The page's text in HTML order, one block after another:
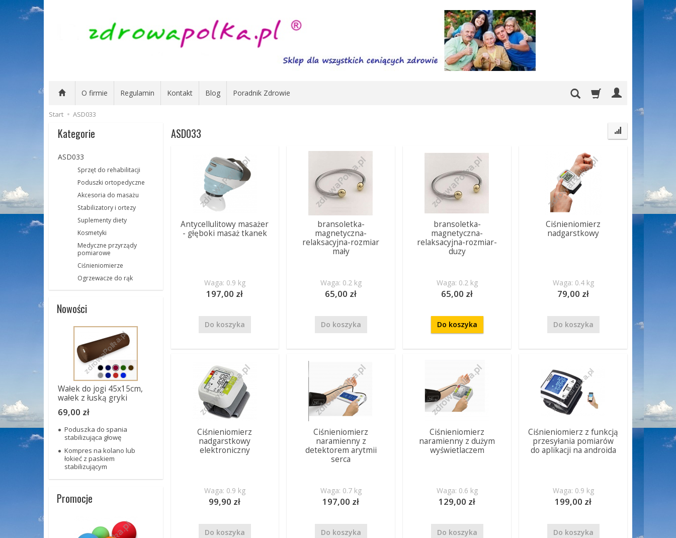
O firmie Regulamin Kontakt Blog Poradnik Zdrowie
Start ASD033
ASD033
Antycellulitowy masażer
- głęboki masaż tkanek
Waga: 0.9 kg
197,00 zł
Do koszyka
bransoletka-
magnetyczna-
relaksacyjna-rozmiar
mały
Waga: 0.2 kg
65,00 zł
Do koszyka
bransoletka-
magnetyczna-
relaksacyjna-rozmiar-
duzy
Waga: 0.2 kg
65,00 zł
Do koszyka
Ciśnieniomierz
nadgarstkowy
Waga: 0.4 kg
79,00 zł
Do koszyka
Ciśnieniomierz
nadgarstkowy
elektroniczny
Waga: 0.9 kg
99,90 zł
Do koszyka
Ciśnieniomierz
naramienny z
detektorem arytmii
serca
Waga: 0.7 kg
197,00 zł
Do koszyka
Ciśnieniomierz
naramienny z dużym
wyświetlaczem
Waga: 0.6 kg
129,00 zł
Do koszyka
Ciśnieniomierz z funkcją
przesyłania pomiarów
do aplikacji na androida
Waga: 0.9 kg
199,00 zł
Do koszyka
Kategorie
ASD033
Sprzęt do rehabilitacji
Poduszki ortopedyczne
Akcesoria do masażu
Stabilizatory i ortezy
Suplementy diety
Kosmetyki
Medyczne przyrządy
pomiarowe
Ciśnieniomierze
Ogrzewacze do rąk
Nowości
Wałek do jogi 45x15cm,
wałek z łuską gryki
69,00 zł
Poduszka do spania
stabilizująca głowę
Kompres na kolano lub
łokieć z paskiem
stabilizującym
Promocje